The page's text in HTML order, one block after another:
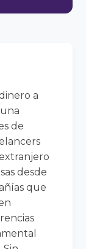
a
de
desde
que